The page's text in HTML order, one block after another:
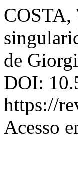
COSTA,
de
DOI:
https://
Acesso